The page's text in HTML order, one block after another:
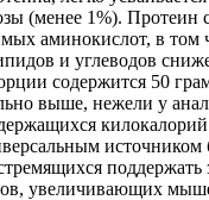
(менее 1%). Протеин
аминокислот, в
и углеводов
содержится 50
выше, нежели у
источником
поддержать
увеличивающих